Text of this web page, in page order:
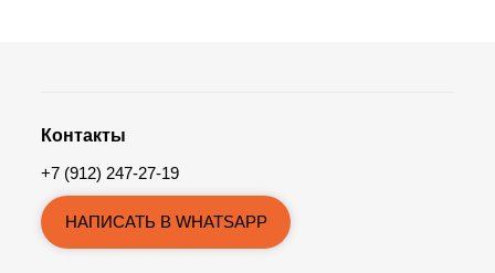
Контакты
+7 (912) 247-27-19
НАПИСАТЬ В WHATSAPP